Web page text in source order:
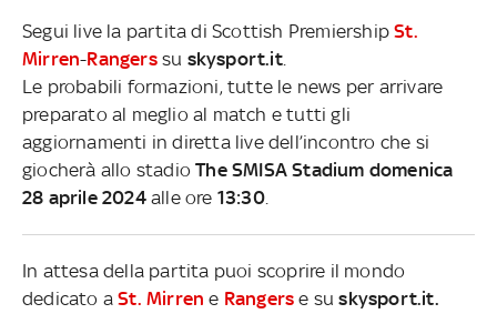
Segui live la partita di Scottish PremiershipSt.
Mirren-Rangerssu skysport.it.
Le probabili formazioni, tutte le news per arrivare
preparato al meglio al match e tutti gli
aggiornamenti in diretta live dell’incontro che si
giocherà allo stadioThe SMISA Stadium domenica
28 aprile 2024alle ore 13:30.
In attesa della partita puoi scoprire il mondo
dedicato aSt. Mirren e Rangers e suskysport.it.